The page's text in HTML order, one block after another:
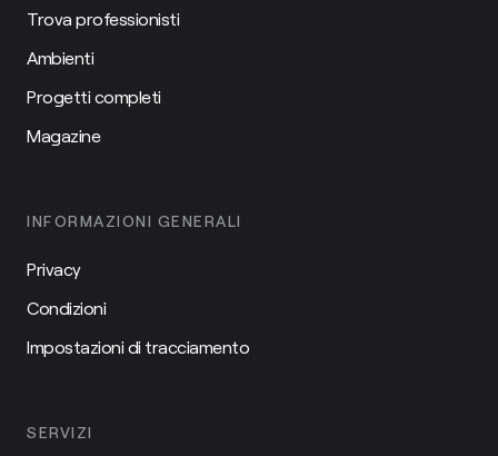
Trova professionisti
Ambienti
Progetti completi
Magazine
INFORMAZIONI GENERALI
Privacy
Condizioni
Impostazioni di tracciamento
SERVIZI